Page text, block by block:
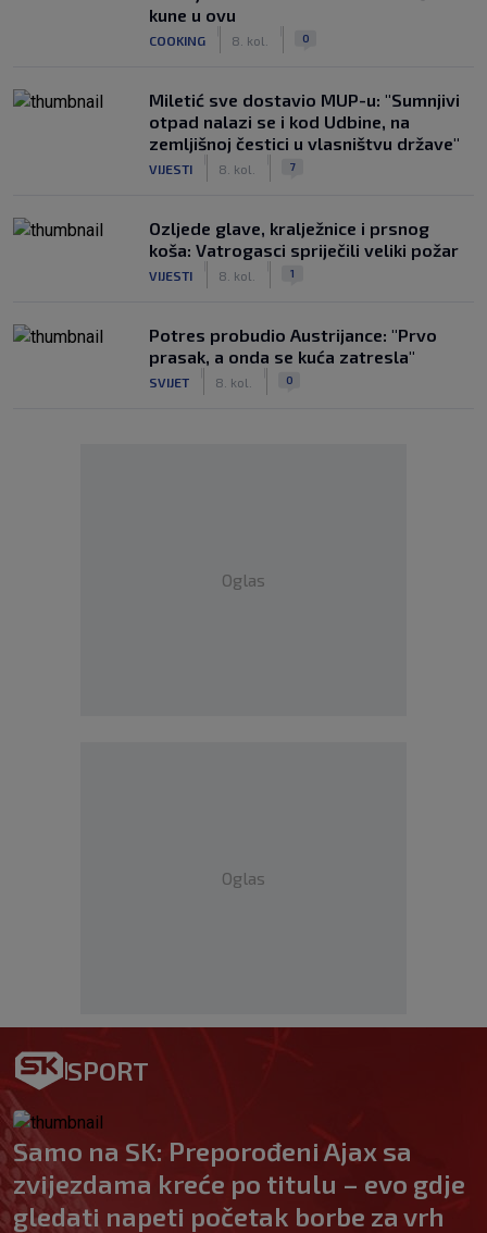
kune u ovu
COOKING 8. kol. 0
Miletić sve dostavio MUP-u: "Sumnjivi
otpad nalazi se i kod Udbine, na
zemljišnoj čestici u vlasništvu države"
VIJESTI 8. kol. 7
Ozljede glave, kralježnice i prsnog
koša: Vatrogasci spriječili veliki požar
VIJESTI 8. kol. 1
Potres probudio Austrijance: "Prvo
prasak, a onda se kuća zatresla"
SVIJET 8. kol. 0
Oglas
Oglas
SPORT
Samo na SK: Preporođeni Ajax sa
zvijezdama kreće po titulu – evo gdje
gledati napeti početak borbe za vrh